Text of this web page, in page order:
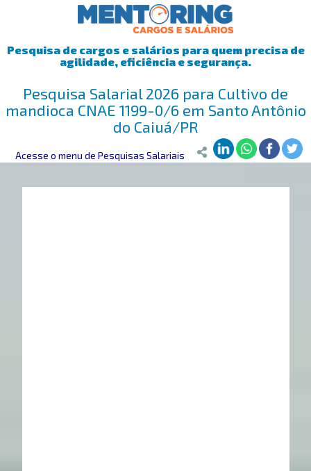
Pesquisa de cargos e salários para quem precisa de
agilidade, eficiência e segurança.
Pesquisa Salarial 2026 para Cultivo de
mandioca CNAE 1199-0/6 em Santo Antônio
do Caiuá/PR
Mentoring>Pesquisa Salarial>Santo Antônio do Caiuá/PR>
Acesse o menu de Pesquisas Salariais